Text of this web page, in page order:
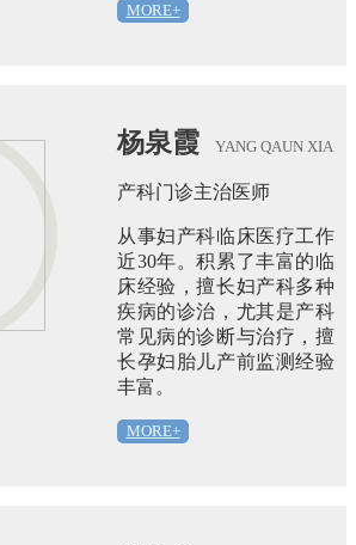
MORE+
杨泉霞 YANG QAUN XIA
产科门诊主治医师
从事妇产科临床医疗工作
近30年。积累了丰富的临
床经验，擅长妇产科多种
疾病的诊治，尤其是产科
常见病的诊断与治疗，擅
长孕妇胎儿产前监测经验
丰富。
MORE+